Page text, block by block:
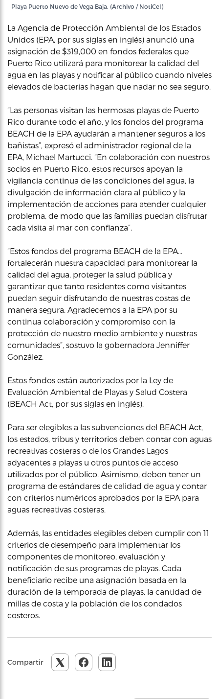
Playa Puerto Nuevo de Vega Baja. (Archivo / NotiCel)
La Agencia de Protección Ambiental de los Estados
Unidos (EPA, por sus siglas en inglés) anunció una
asignación de $319,000 en fondos federales que
Puerto Rico utilizará para monitorear la calidad del
agua en las playas y notificar al público cuando niveles
elevados de bacterias hagan que nadar no sea seguro.
“Las personas visitan las hermosas playas de Puerto
Rico durante todo el año, y los fondos del programa
BEACH de la EPA ayudarán a mantener seguros a los
bañistas”, expresó el administrador regional de la
EPA, Michael Martucci. “En colaboración con nuestros
socios en Puerto Rico, estos recursos apoyan la
vigilancia continua de las condiciones del agua, la
divulgación de información clara al público y la
implementación de acciones para atender cualquier
problema, de modo que las familias puedan disfrutar
cada visita al mar con confianza”.
“Estos fondos del programa BEACH de la EPA…
fortalecerán nuestra capacidad para monitorear la
calidad del agua, proteger la salud pública y
garantizar que tanto residentes como visitantes
puedan seguir disfrutando de nuestras costas de
manera segura. Agradecemos a la EPA por su
continua colaboración y compromiso con la
protección de nuestro medio ambiente y nuestras
comunidades”, sostuvo la gobernadora Jenniffer
González.
Estos fondos están autorizados por la Ley de
Evaluación Ambiental de Playas y Salud Costera
(BEACH Act por sus siglas en inglés).
Para ser elegibles a las subvenciones del BEACH Act,
los estados, tribus y territorios deben contar con aguas
recreativas costeras o de los Grandes Lagos
adyacentes a playas u otros puntos de acceso
utilizados por el público. Asimismo, deben tener un
programa de estándares de calidad de agua y contar
con criterios numéricos aprobados por la EPA para
aguas recreativas costeras.
Además, las entidades elegibles deben cumplir con 11
criterios de desempeño para implementar los
componentes de monitoreo, evaluación y
notificación de sus programas de playas. Cada
beneficiario recibe una asignación basada en la
duración de la temporada de playas, la cantidad de
millas de costa y la población de los condados
costeros.
Compartir